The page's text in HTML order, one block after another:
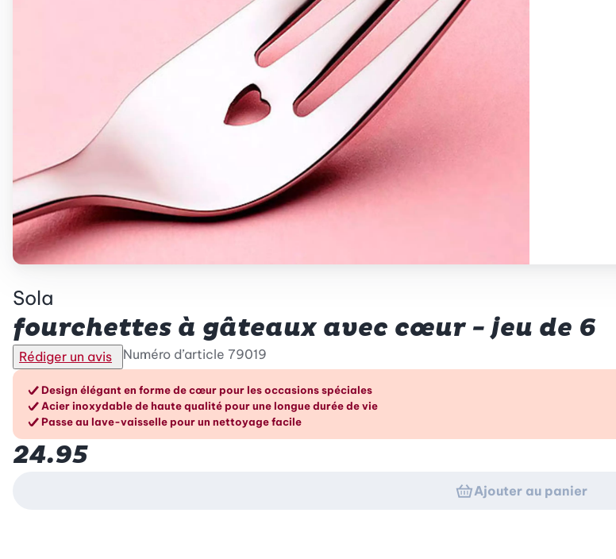
Sola
fourchettes à gâteaux avec cœur - jeu de 6
Rédiger un avis Numéro d’article 79019
Les avantages en un coup d’œil
Design élégant en forme de cœur pour les occasions spéciales
Acier inoxydable de haute qualité pour une longue durée de vie
Passe au lave-vaisselle pour un nettoyage facile
24.95
Ajouter au panier